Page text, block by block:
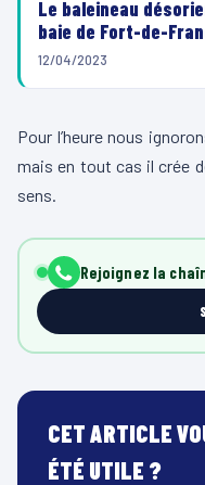
Le baleineau
baie de Fort-de-
12/04/2023
Pour l’heure nous
mais en tout cas il crée
sens.
Rejoignez la
CET ARTICLE
ÉTÉ UTILE ?